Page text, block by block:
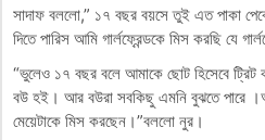
সাদাফ বললো,” ১৭ বছর বয়সে তুই এত পাকা
দিতে পারিস আমি গার্লফ্রেন্ডকে মিস করছি যে
“ভুলেও ১৭ বছর বলে আমাকে ছোট হিসেবে
বউ হই। আর বউরা সবকিছু এমনি বুঝতে পারে
মেয়েটাকে মিস করছেন।”বললো নুর।